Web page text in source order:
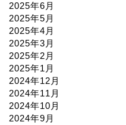
2025年6月
2025年5月
2025年4月
2025年3月
2025年2月
2025年1月
2024年12月
2024年11月
2024年10月
2024年9月